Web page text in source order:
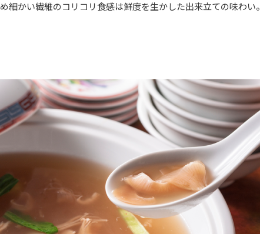
め細かい繊維のコリコリ食感は鮮度を生かした出来立ての味わい。